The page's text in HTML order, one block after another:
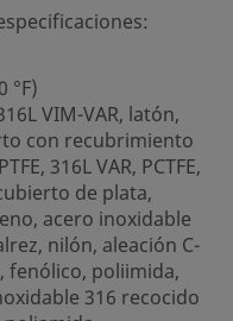
°F)
VIM-VAR, latón,
con recubrimiento
316L VAR, PCTFE,
de plata,
acero inoxidable
nilón, aleación C-
fenólico, poliimida,
316 recocido